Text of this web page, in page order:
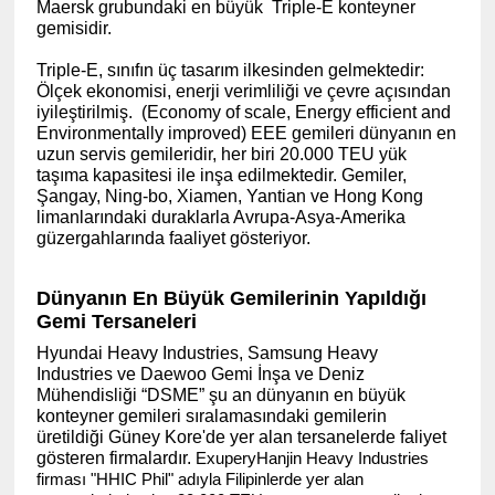
Maersk grubundaki en büyük Triple-E konteyner
gemisidir.
Triple-E, sınıfın üç tasarım ilkesinden gelmektedir:
Ölçek ekonomisi, enerji verimliliği ve çevre açısından
iyileştirilmiş. (Economy of scale, Energy efficient and
Environmentally improved) EEE gemileri dünyanın en
uzun servis gemileridir, her biri 20.000 TEU yük
taşıma kapasitesi ile inşa edilmektedir. Gemiler,
Şangay, Ning-bo, Xiamen, Yantian ve Hong Kong
limanlarındaki duraklarla Avrupa-Asya-Amerika
güzergahlarında faaliyet gösteriyor.
Dünyanın En Büyük Gemilerinin Yapıldığı
Gemi Tersaneleri
Hyundai Heavy Industries, Samsung Heavy
Industries ve Daewoo Gemi İnşa ve Deniz
Mühendisliği “DSME” şu an dünyanın en büyük
konteyner gemileri sıralamasındaki gemilerin
üretildiği Güney Kore'de yer alan tersanelerde faliyet
gösteren firmalardır. ExuperyHanjin Heavy Industries
firması "HHIC Phil" adıyla Filipinlerde yer alan